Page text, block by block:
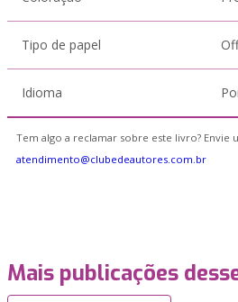
Tipo de papel
Idioma
Tem algo a reclamar sobre este livro? Envie
atendimento@clubedeautores.com.br
Mais publicações